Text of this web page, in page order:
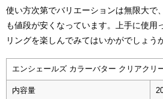
使い方次第でバリエーションは無限大で
も値段が安くなっています。上手に使用
リングを楽しんでみてはいかがでしょう
エンシェールズ カラーバター クリアクリ
内容量